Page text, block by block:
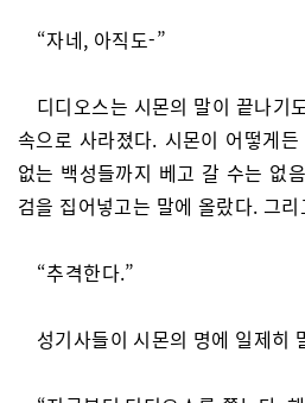
“자네, 아직도-”
디디오스는 시몬의 말이 끝나기
속으로 사라졌다. 시몬이 어떻게
없는 백성들까지 베고 갈 수는 없
검을 집어넣고는 말에 올랐다. 그
“추격한다.”
성기사들이 시몬의 명에 일제히